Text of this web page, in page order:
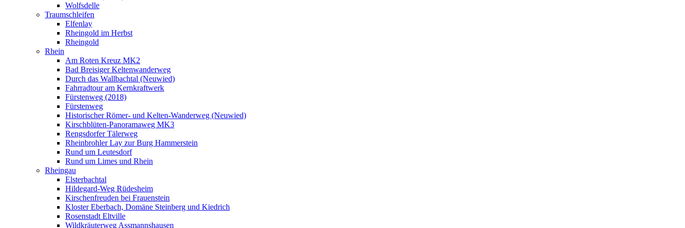
Wolfsdelle
Traumschleifen
Elfenlay
Rheingold im Herbst
Rheingold
Rhein
Am Roten Kreuz MK2
Bad Breisiger Keltenwanderweg
Durch das Wallbachtal (Neuwied)
Fahrradtour am Kernkraftwerk
Fürstenweg (2018)
Fürstenweg
Historischer Römer- und Kelten-Wanderweg (Neuwied)
Kirschblüten-Panoramaweg MK3
Rengsdorfer Tälerweg
Rheinbrohler Lay zur Burg Hammerstein
Rund um Leutesdorf
Rund um Limes und Rhein
Rheingau
Elsterbachtal
Hildegard-Weg Rüdesheim
Kirschenfreuden bei Frauenstein
Kloster Eberbach, Domäne Steinberg und Kiedrich
Rosenstadt Eltville
Wildkräuterweg Assmannshausen